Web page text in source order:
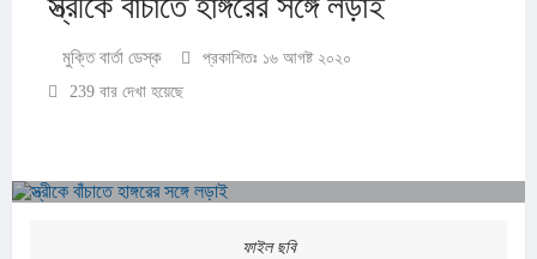
মুক্তি বার্তা ডেস্ক
প্রকাশিতঃ ১৬ আগষ্ট ২০২০
239 বার দেখা হয়েছে
ফাইল ছবি